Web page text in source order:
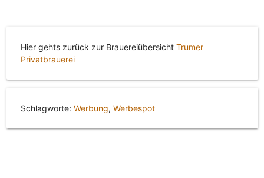
Hier gehts zurück zur Brauereiübersicht Trumer
Privatbrauerei
Schlagworte: Werbung, Werbespot